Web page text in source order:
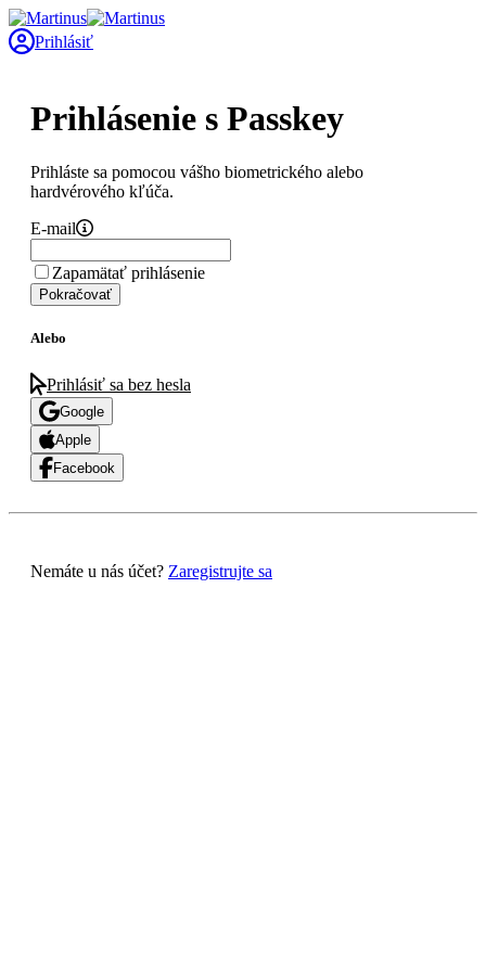
Prihlásiť
Prihlásenie s Passkey
Prihláste sa pomocou vášho biometrického alebo
hardvérového kľúča.
E-mail
Zapamätať prihlásenie
Pokračovať
Alebo
Prihlásiť sa bez hesla
Google
Apple
Facebook
Nemáte u nás účet? Zaregistrujte sa